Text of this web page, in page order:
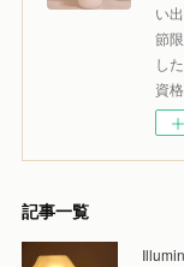
い
節
し
資
記事一覧